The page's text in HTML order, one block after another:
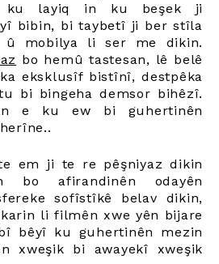
ku layiq in ku beşek ji
bibin, bi taybetî ji ber stîla
û mobilya li ser me dikin.
bo hemû tastesan, lê belê
eksklusîf bistînî, destpêka
bi bingeha demsor bihêzî.
e ku ew bi guhertinên
.
em ji te re pêşniyaz dikin
bo afirandinên odayên
sofîstîkê belav dikin,
li filmên xwe yên bijare
bêyî ku guhertinên mezin
xweşik bi awayekî xweşik